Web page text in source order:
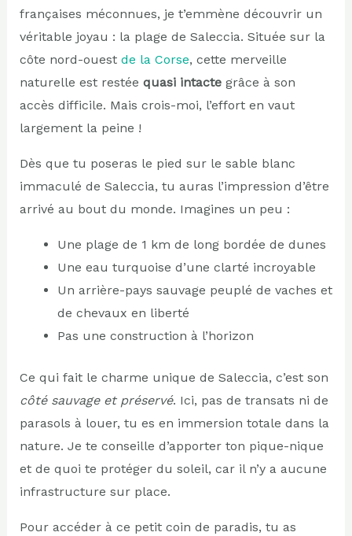
françaises méconnues, je t’emmène découvrir un
véritable joyau : la plage de Saleccia. Située sur la
côte nord-ouest de la Corse, cette merveille
naturelle est restée quasi intactegrâce à son
accès difficile. Mais crois-moi, l’effort en vaut
largement la peine !
Dès que tu poseras le pied sur le sable blanc
immaculé de Saleccia, tu auras l’impression d’être
arrivé au bout du monde. Imagines un peu :
Une plage de 1 km de long bordée de dunes
Une eau turquoise d’une clarté incroyable
Un arrière-pays sauvage peuplé de vaches et
de chevaux en liberté
Pas une construction à l’horizon
Ce qui fait le charme unique de Saleccia, c’est son
côté sauvage et préservé. Ici, pas de transats ni de
parasols à louer, tu es en immersion totale dans la
nature. Je te conseille d’apporter ton pique-nique
et de quoi te protéger du soleil, car il n’y a aucune
infrastructure sur place.
Pour accéder à ce petit coin de paradis, tu as